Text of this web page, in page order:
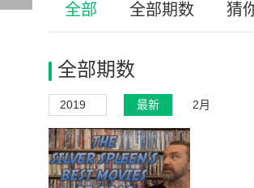
全部 全部期数 猜
全部期数
2019 最新 2月